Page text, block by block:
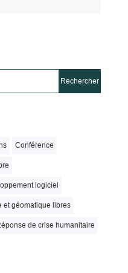
Conférence
logiciel
et géomatique libres
de crise humanitaire